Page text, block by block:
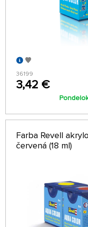
36199
3,42 €
Farba Revell
červená (18 ml)